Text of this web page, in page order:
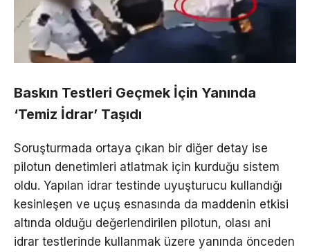
Baskın Testleri Geçmek İçin Yanında
‘Temiz İdrar’ Taşıdı
Soruşturmada ortaya çıkan bir diğer detay ise
pilotun denetimleri atlatmak için kurduğu sistem
oldu. Yapılan idrar testinde uyuşturucu kullandığı
kesinleşen ve uçuş esnasında da maddenin etkisi
altında olduğu değerlendirilen pilotun, olası ani
idrar testlerinde kullanmak üzere yanında önceden